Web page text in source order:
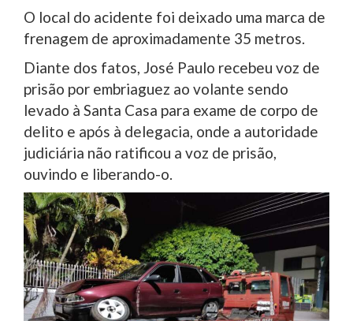
O local do acidente foi deixado uma marca de
frenagem de aproximadamente 35 metros.
Diante dos fatos, José Paulo recebeu voz de
prisão por embriaguez ao volante sendo
levado à Santa Casa para exame de corpo de
delito e após à delegacia, onde a autoridade
judiciária não ratificou a voz de prisão,
ouvindo e liberando-o.